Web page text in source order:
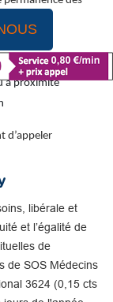
vers :
à proximité
d’appeler
libérale et
et l’égalité de
de
de SOS Médecins
3624 (0,15 cts